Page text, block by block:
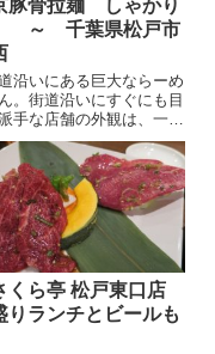
豚骨拉麺 しゃかり
～ 千葉県松戸市
沿いにある巨大ならーめ
。街道沿いにすぐにも目
手な店舗の外観は、一度
は覚えてらっしゃるので
しょうか。 「しゃかり
謝」「濃厚スープ」など
ぐったような文字が並んで
看板兼店舗のデザイン
くら亭 松戸東口店
りランチとビールも